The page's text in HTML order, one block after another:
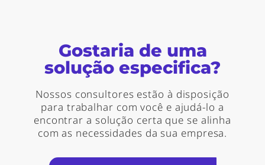
Gostaria de uma
solução especifica?
Nossos consultores estão à disposição
para trabalhar com você e ajudá-lo a
encontrar a solução certa que se alinha
com as necessidades da sua empresa.